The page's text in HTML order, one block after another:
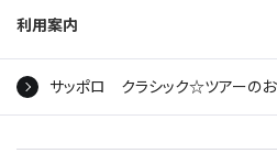
利用案内
サッポロ クラシック☆ツアーの